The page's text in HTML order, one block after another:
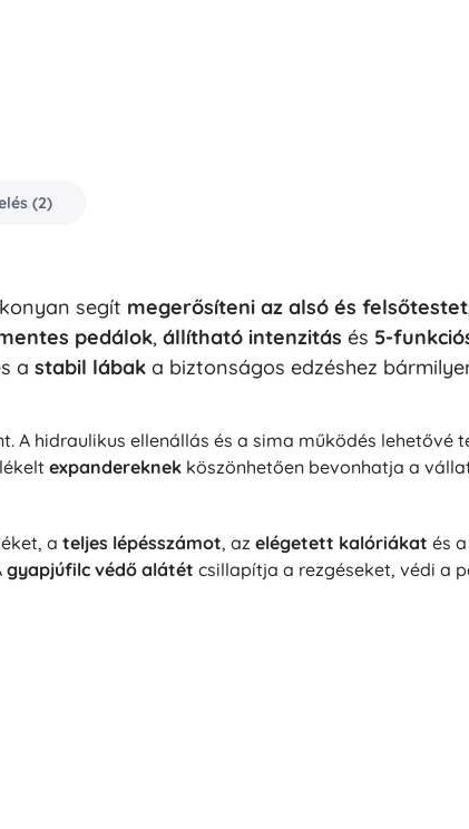
(2)
segít megerősíteni az alsó és felsőtestet
pedálok, állítható intenzitás és 5-
a stabil lábaka biztonságos edzéshez
A hidraulikus ellenállás és a sima működés lehetővé
expandereknek köszönhetően bevonhatja a
a teljes lépésszámot, az elégetett kalóriákat és a
gyapjúfilc védő alátét csillapítja a rezgéseket, védi a